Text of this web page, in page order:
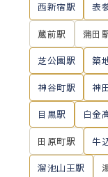
西新宿駅 表
蔵前駅 蒲田
芝公園駅 築
神谷町駅 神
目黒駅 白金
田原町駅 牛
溜池山王駅